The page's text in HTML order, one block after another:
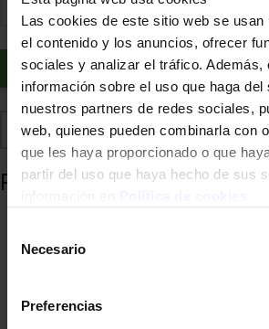
Las cookies de este sitio web se usan
el contenido y los anuncios, ofrecer
sociales y analizar el tráfico. Además,
información sobre el uso que haga del
nuestros partners de redes sociales,
web, quienes pueden combinarla con
que les haya proporcionado o que
partir del uso que haya hecho de sus
Necesario
Preferencias
Tus compras de 60€ a 2000€
con Pepper.
Añadir al
Añadir a favoritos
Productos relacionados